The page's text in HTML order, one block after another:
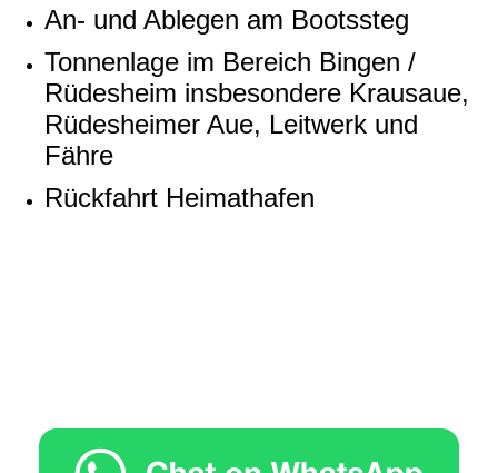
An- und Ablegen am Bootssteg
Tonnenlage im Bereich Bingen /
Rüdesheim insbesondere Krausaue,
Rüdesheimer Aue, Leitwerk und
Fähre
Rückfahrt Heimathafen